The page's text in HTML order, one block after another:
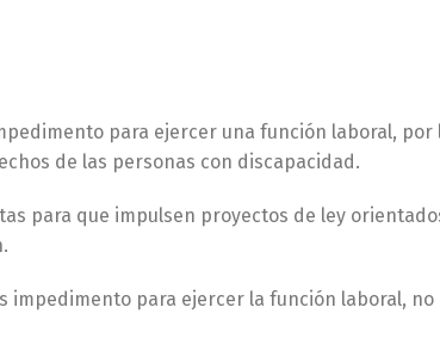
para ejercer una función laboral, por
de las personas con discapacidad.
para que impulsen proyectos de ley
impedimento para ejercer la función laboral,